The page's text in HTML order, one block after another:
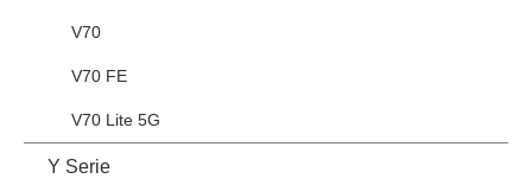
V70
V70 FE
V70 Lite 5G
Y Serie